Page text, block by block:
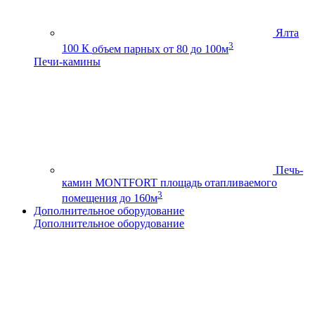
Ялта
100 К объем парных от 80 до 100м3
Печи-камины
Печь-
камин MONTFORT площадь отапливаемого
помещения до 160м3
Дополнительное оборудование
Дополнительное оборудование